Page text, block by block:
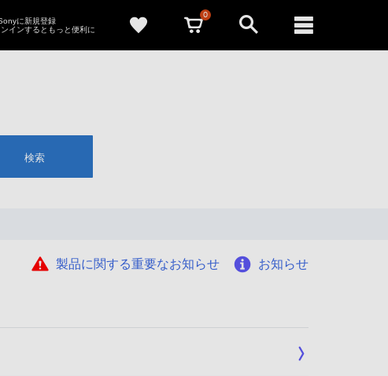
に新規登録
インするともっと便利に
0
検索
製品に関する重要なお知らせ お知らせ